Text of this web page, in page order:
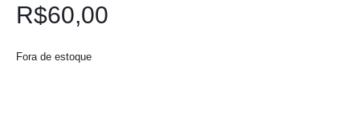
R$60,00
Fora de estoque